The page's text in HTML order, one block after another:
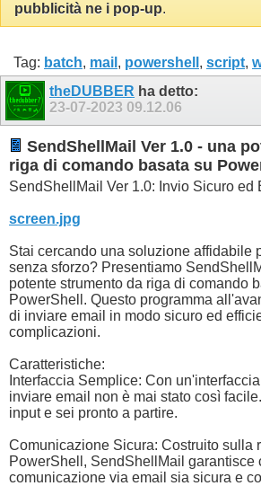
pubblicità ne i pop-up.
Tag: batch, mail , powershell , script,
theDUBBER ha detto:
23-07-2023 09.12.06
SendShellMail Ver 1.0 - una
riga di comando basata su
SendShellMail Ver 1.0: Invio Sicuro ed
screen.jpg
Stai cercando una soluzione affidabile
senza sforzo? Presentiamo
potente strumento da riga di comando
PowerShell. Questo programma
di inviare email in modo sicuro ed
complicazioni.
Caratteristiche:
Interfaccia Semplice: Con
inviare email non è mai stato così
input e sei pronto a partire.
Comunicazione Sicura: Costruito sulla
PowerShell, SendShellMail garantisce
comunicazione via email sia sicura e